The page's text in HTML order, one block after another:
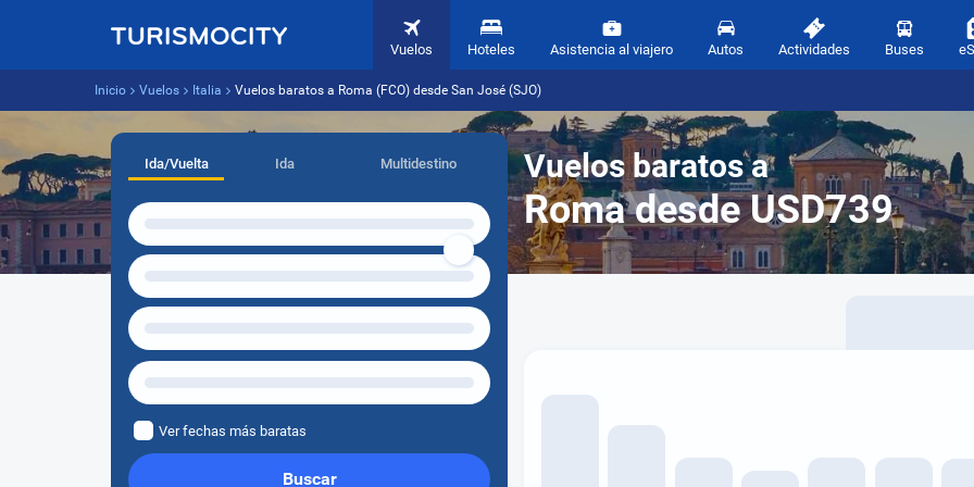
Vuelos Hoteles Asistencia al viajero Autos Actividades Buses
Inicio Vuelos Italia Vuelos baratos a Roma (FCO) desde San José (SJO)
Vuelos baratos a
Roma desde USD739
Ida/Vuelta Ida Multidestino
Ver fechas más baratas
Buscar